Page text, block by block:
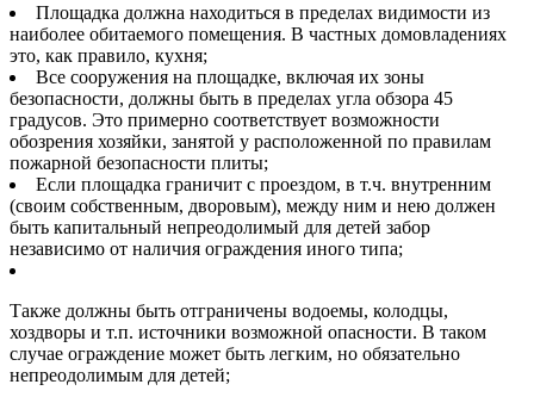
Площадка должна находиться в пределах видимости из
наиболее обитаемого помещения. В частных домовладениях
это, как правило, кухня;
Все сооружения на площадке, включая их зоны
безопасности, должны быть в пределах угла обзора 45
градусов. Это примерно соответствует возможности
обозрения хозяйки, занятой у расположенной по правилам
пожарной безопасности плиты;
Если площадка граничит с проездом, в т.ч. внутренним
(своим собственным, дворовым), между ним и нею должен
быть капитальный непреодолимый для детей забор
независимо от наличия ограждения иного типа;
Также должны быть отграничены водоемы, колодцы,
хоздворы и т.п. источники возможной опасности. В таком
случае ограждение может быть легким, но обязательно
непреодолимым для детей;